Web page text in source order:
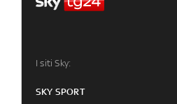
I siti Sky:
SKY SPORT